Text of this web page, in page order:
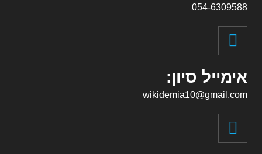
054-6309588
אימייל סיון:
wikidemia10@gmail.com